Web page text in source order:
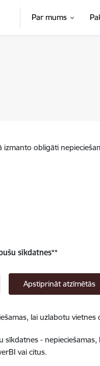
Par mums
obligāti
sīkdatnes**
Apstiprināt atzīmētās
lai uzlabotu
sīkdatnes -
vai citus.